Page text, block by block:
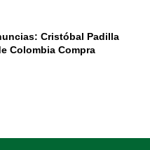
Cristóbal Padilla
Colombia Compra